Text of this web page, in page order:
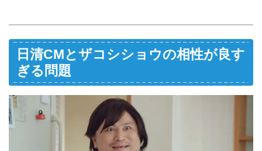
日清CMとザコシショウの相性が良す
ぎる問題